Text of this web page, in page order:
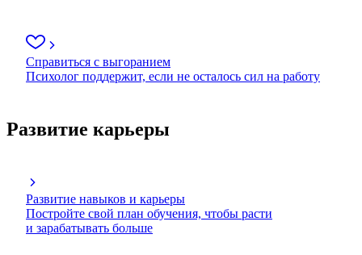
Справиться с выгоранием
Психолог поддержит, если не осталось сил на работу
Развитие карьеры
Развитие навыков и карьеры
Постройте свой план обучения, чтобы расти
и зарабатывать больше